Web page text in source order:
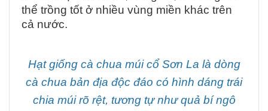
thể trồng tốt ở nhiều vùng miền khác trên
cả nước.
Hạt giống cà chua múi cổ Sơn La là dòng
cà chua bản địa độc đáo có hình dáng trái
chia múi rõ rệt, tương tự như quả bí ngô